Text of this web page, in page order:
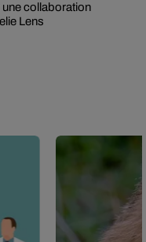
collaboration
Lens